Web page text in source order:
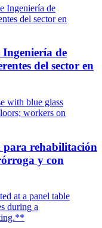
de
del sector en
para rehabilitación
y con